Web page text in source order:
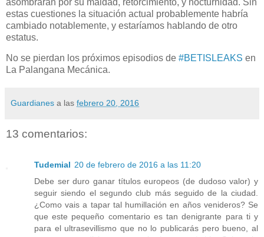
estas cuestiones la situación actual probablemente habría
cambiado notablemente, y estaríamos hablando de otro
estatus.
No se pierdan los próximos episodios de #BETISLEAKS en
La Palangana Mecánica.
Guardianes a las febrero 20, 2016
13 comentarios:
Tudemial 20 de febrero de 2016 a las 11:20
Debe ser duro ganar títulos europeos (de dudoso valor) y
seguir siendo el segundo club más seguido de la ciudad.
¿Como vais a tapar tal humillación en años venideros? Se
que este pequeño comentario es tan denigrante para ti y
para el ultrasevillismo que no lo publicarás pero bueno, al